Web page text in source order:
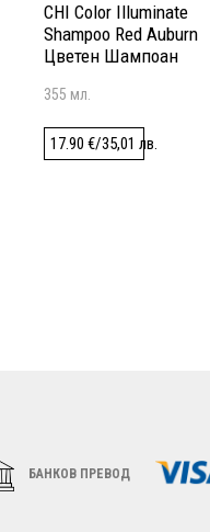
CHI Color Illuminate
Shampoo Red Auburn
Цветен Шампоан
355 мл.
17.90 €/35,01 лв.
БАНКОВ ПРЕВОД